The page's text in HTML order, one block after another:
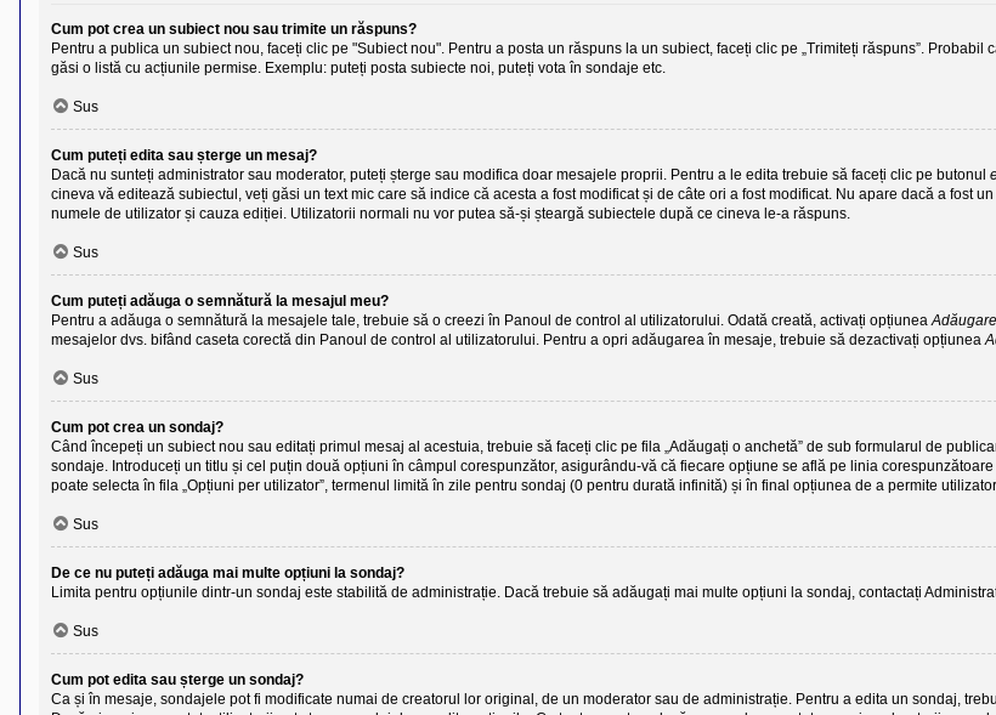
Cum pot crea un subiect nou sau trimite un răspuns?
Pentru a publica un subiect nou, faceți clic pe "Subiect nou". Pentru a posta un răspuns la un subiect, faceți clic pe „Trimiteți răspuns”.
găsi o listă cu acțiunile permise. Exemplu: puteți posta subiecte noi, puteți vota în sondaje etc.
Sus
Cum puteți edita sau șterge un mesaj?
Dacă nu sunteți administrator sau moderator, puteți șterge sau modifica doar mesajele proprii. Pentru a le edita trebuie să faceți clic pe butonul
cineva vă editează subiectul, veți găsi un text mic care să indice că acesta a fost modificat și de câte ori a fost modificat. Nu apare dacă a fost
numele de utilizator și cauza ediției. Utilizatorii normali nu vor putea să-și șteargă subiectele după ce cineva le-a răspuns.
Sus
Cum puteți adăuga o semnătură la mesajul meu?
Pentru a adăuga o semnătură la mesajele tale, trebuie să o creezi în Panoul de control al utilizatorului. Odată creată, activați opțiunea
mesajelor dvs. bifând caseta corectă din Panoul de control al utilizatorului. Pentru a opri adăugarea în mesaje, trebuie să dezactivați opțiunea
Sus
Cum pot crea un sondaj?
Când începeți un subiect nou sau editați primul mesaj al acestuia, trebuie să faceți clic pe fila „Adăugați o anchetă” de sub formularul de
sondaje. Introduceți un titlu și cel puțin două opțiuni în câmpul corespunzător, asigurându-vă că fiecare opțiune se află pe linia
poate selecta în fila „Opțiuni per utilizator”, termenul limită în zile pentru sondaj (0 pentru durată infinită) și în final opțiunea de a permite
Sus
De ce nu puteți adăuga mai multe opțiuni la sondaj?
Limita pentru opțiunile dintr-un sondaj este stabilită de administrație. Dacă trebuie să adăugați mai multe opțiuni la sondaj, contactați
Sus
Cum pot edita sau șterge un sondaj?
Ca și în mesaje, sondajele pot fi modificate numai de creatorul lor original, de un moderator sau de administrație. Pentru a edita un sondaj,